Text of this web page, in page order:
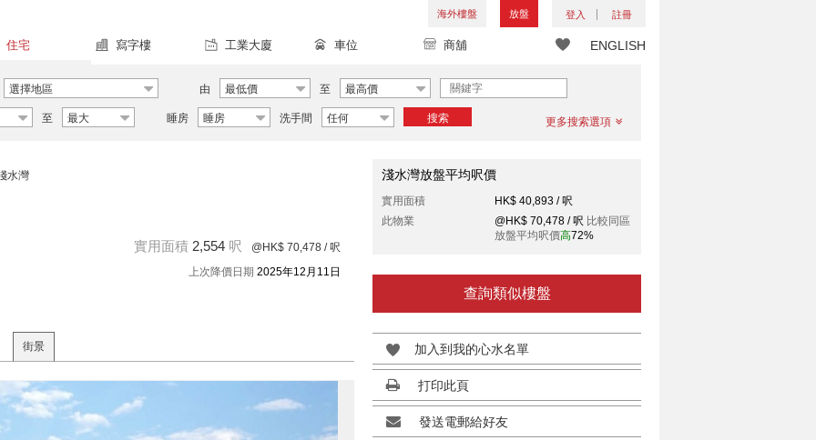
海外樓盤 放盤 登入 註冊
ENGLISH
住宅 寫字樓 工業大廈 車位 商舖
選擇地區 由 最低價 至 最高價
至 最大 睡房 睡房 洗手間 任何 搜索 更多搜索選項
水灣
實用面積 2,554 呎 @HK$ 70,478 / 呎
上次降價日期 2025年12月11日
街景
淺水灣放盤平均呎價
實用面積
HK$ 40,893 / 呎
此物業
@HK$ 70,478 / 呎 比較同區
放盤平均呎價高72%
查詢類似樓盤
加入到我的心水名單
打印此頁
發送電郵給好友